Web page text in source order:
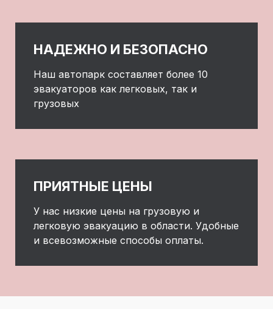
НАДЕЖНО И БЕЗОПАСНО
Наш автопарк составляет более 10
эвакуаторов как легковых, так и
грузовых
ПРИЯТНЫЕ ЦЕНЫ
У нас низкие цены на грузовую и
легковую эвакуацию в области. Удобные
и всевозможные способы оплаты.